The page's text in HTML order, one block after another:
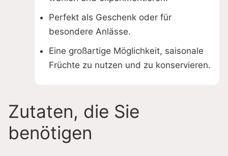
o
Perfekt als Geschenk oder für
besondere Anlässe.
Eine großartige Möglichkeit, saisonale
Früchte zu nutzen und zu konservieren.
Zutaten, die Sie
benötigen